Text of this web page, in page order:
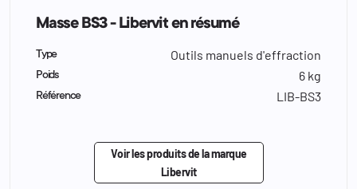
Masse BS3 - Libervit en résumé
Type Outils manuels d'effraction
Poids 6 kg
Référence LIB-BS3
Voir les produits de la marque
Libervit